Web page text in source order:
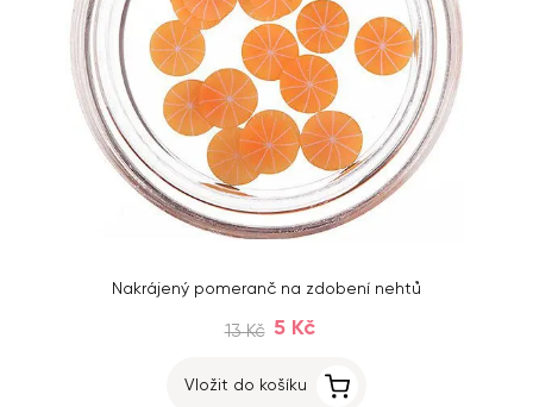
Nakrájený pomeranč na zdobení nehtů
13 Kč 5 Kč
Vložit do košíku